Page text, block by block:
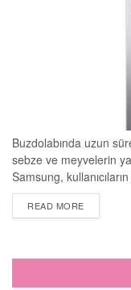
Buzdolabında uzun
sebze ve meyvelerin
Samsung,
için dikkat edilmesi
READ MOREDETAILS